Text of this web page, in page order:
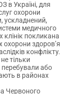
в Україні, для
охорони
ускладнений,
медичного
клінік покликана
охорони здоров’я
конфлікту.
тільки
перебували або
в районах
Червоного